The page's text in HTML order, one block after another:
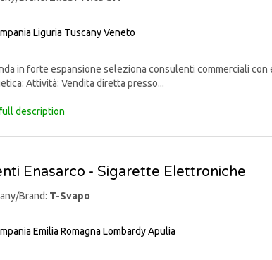
Liguria TuscanyVeneto
in forte espansione seleziona consulenti commerciali
Attività: Vendita diretta presso...
description
Enasarco - Sigarette Elettroniche
Brand: T-Svapo
Emilia Romagna LombardyApulia